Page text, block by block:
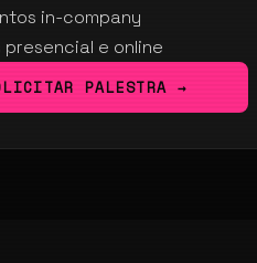
in-company
presencial e online
PALESTRA →